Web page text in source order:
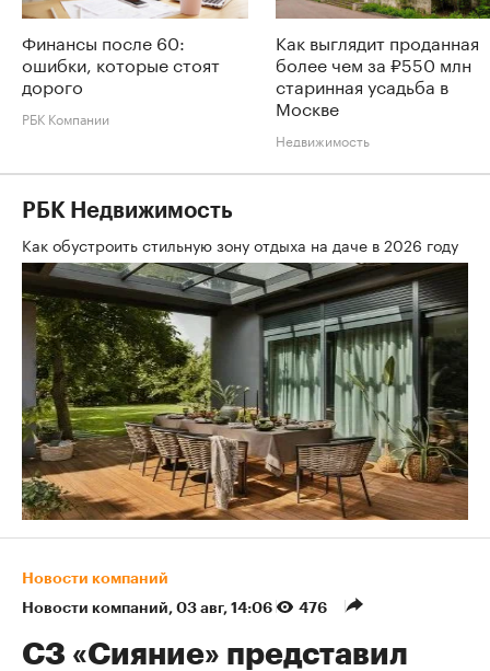
Финансы после 60:
ошибки, которые стоят
дорого
РБК Компании
Как выглядит проданная
более чем за ₽550 млн
старинная усадьба в
Москве
Недвижимость
РБК Недвижимость
Как обустроить стильную зону отдыха на даче в 2026 году
Новости компаний
Новости компаний⁠, 03 авг, 14:06 476
СЗ «Сияние» представил